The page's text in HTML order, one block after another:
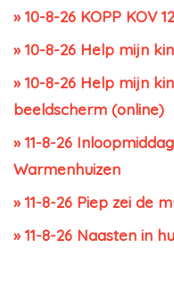
» 10-8-26 KOPP KOV
» 10-8-26 Help mijn
» 10-8-26 Help mijn
beeldscherm (online)
» 11-8-26
Warmenhuizen
» 11-8-26 Piep zei de
» 11-8-26 Naasten in